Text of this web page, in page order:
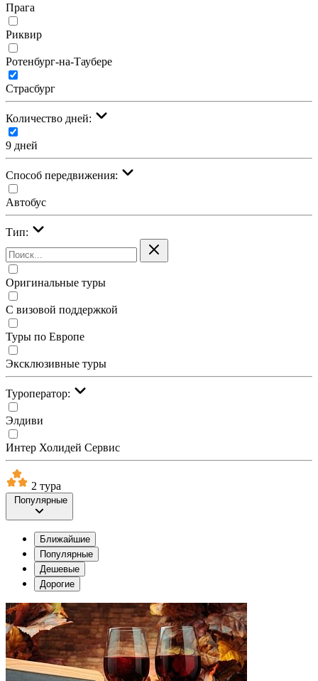
Прага
Риквир
Ротенбург-на-Таубере
Страсбург
Количество дней:
9 дней
Cпособ передвижения:
Автобус
Тип:
Оригинальные туры
С визовой поддержкой
Туры по Европе
Эксклюзивные туры
Туроператор:
Элдиви
Интер Холидей Сервис
2 тура
Популярные
Ближайшие
Популярные
Дешевые
Дорогие